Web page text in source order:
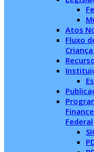
Atos
Fluxo
Federal